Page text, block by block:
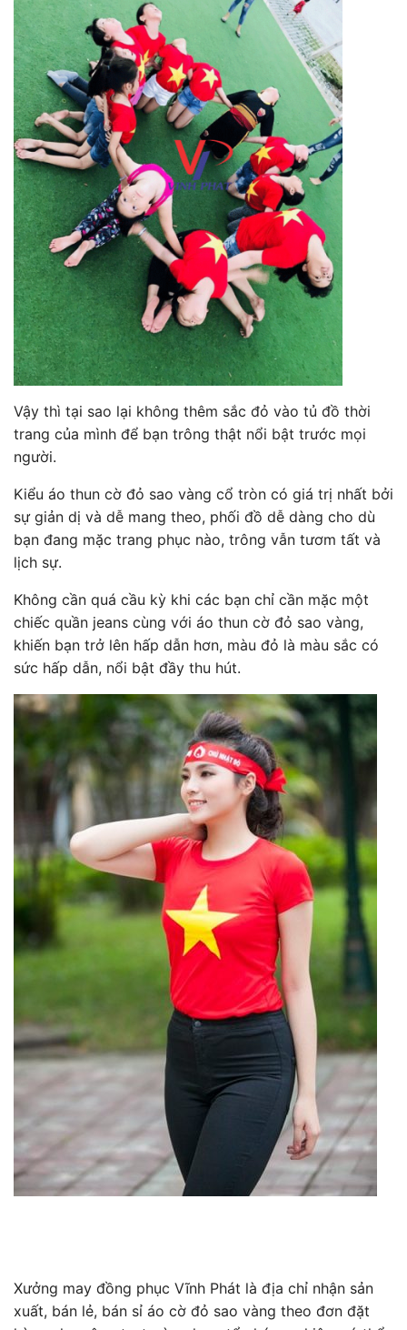
Vậy thì tại sao lại không thêm sắc đỏ vào tủ đồ thời
trang của mình để bạn trông thật nổi bật trước mọi
người.
Kiểu áo thun cờ đỏ sao vàng cổ tròn có giá trị nhất bởi
sự giản dị và dễ mang theo, phối đồ dễ dàng cho dù
bạn đang mặc trang phục nào, trông vẫn tươm tất và
lịch sự.
Không cần quá cầu kỳ khi các bạn chỉ cần mặc một
chiếc quần jeans cùng với áo thun cờ đỏ sao vàng,
khiến bạn trở lên hấp dẫn hơn, màu đỏ là màu sắc có
sức hấp dẫn, nổi bật đầy thu hút.
Xưởng may đồng phục Vĩnh Phát là địa chỉ nhận sản
xuất, bán lẻ, bán sỉ áo cờ đỏ sao vàng theo đơn đặt